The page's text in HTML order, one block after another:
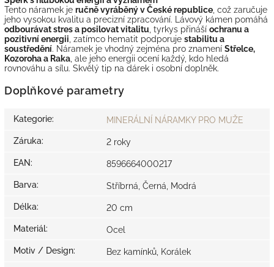
Tento náramek je ručně vyráběný v České republice , což zaručuje
jeho vysokou kvalitu a precizní zpracování. Lávový kámen pomáhá
odbourávat stres a posilovat vitalitu , tyrkys přináší ochranu a
pozitivní energii , zatímco hematit podporuje stabilitu a
soustředění. Náramek je vhodný zejména pro znamení Střelce,
Kozoroha a Raka , ale jeho energii ocení každý, kdo hledá
rovnováhu a sílu. Skvělý tip na dárek i osobní doplněk.
Doplňkové parametry
Kategorie: MINERÁLNÍ NÁRAMKY PRO MUŽE
Záruka: 2 roky
EAN: 8596664000217
Barva: Stříbrná, Černá, Modrá
Délka: 20 cm
Materiál: Ocel
Motiv / Design: Bez kamínků, Korálek